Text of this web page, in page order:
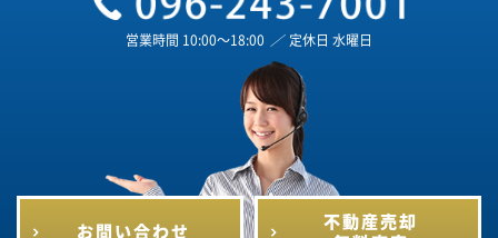
営業時間 10:00～18:00 ／ 定休日 水曜日
お問い合わせ
不動産売却